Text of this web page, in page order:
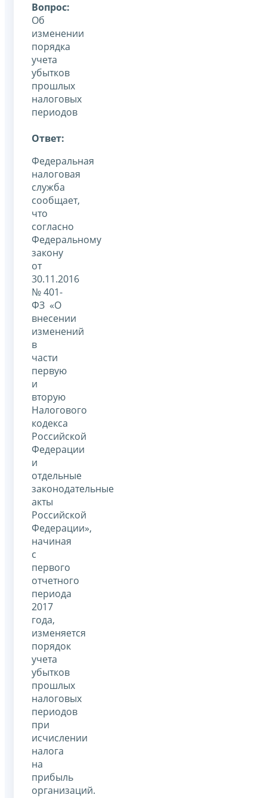
Вопрос:
Об
изменении
порядка
учета
убытков
прошлых
налоговых
периодов
Ответ:
Федеральная
налоговая
служба
сообщает,
что
согласно
Федеральному
закону
от
30.11.2016
№ 401-
ФЗ «О
внесении
изменений
в
части
первую
и
вторую
Налогового
кодекса
Российской
Федерации
и
отдельные
законодательные
акты
Российской
Федерации»,
начиная
с
первого
отчетного
периода
2017
года,
изменяется
порядок
учета
убытков
прошлых
налоговых
периодов
при
исчислении
налога
на
прибыль
организаций.